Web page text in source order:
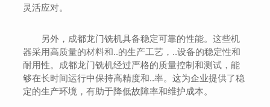
灵活应对。
另外，成都龙门铣机具备稳定可靠的性能。这些机
器采用高质量的材料和..的生产工艺，..设备的稳定性和
耐用性。成都龙门铣机经过严格的质量控制和测试，能
够在长时间运行中保持高精度和..率。这为企业提供了稳
定的生产环境，有助于降低故障率和维护成本。